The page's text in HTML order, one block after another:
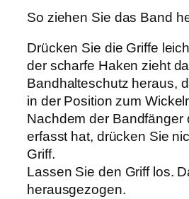
So ziehen Sie das Band
Drücken Sie die Griffe
der scharfe Haken zieht
Bandhalteschutz heraus,
in der Position zum
Nachdem der Bandfänger
erfasst hat, drücken Sie
Griff.
Lassen Sie den Griff los.
herausgezogen.